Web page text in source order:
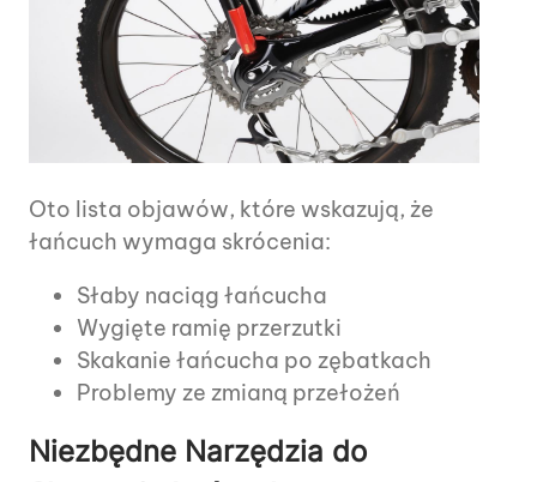
Oto lista objawów, które wskazują, że
łańcuch wymaga skrócenia:
Słaby naciąg łańcucha
Wygięte ramię przerzutki
Skakanie łańcucha po zębatkach
Problemy ze zmianą przełożeń
Niezbędne Narzędzia do